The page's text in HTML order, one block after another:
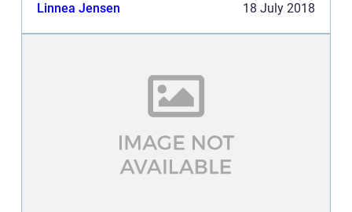
Linnea Jensen 18 July 2018